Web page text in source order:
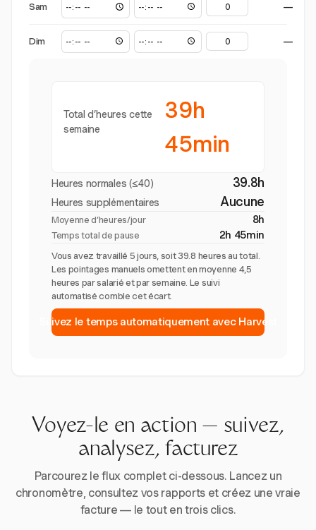
Sam —
Dim —
Total d’heures cette
semaine
39h
45min
Heures normales (≤40) 39.8h
Heures supplémentaires Aucune
Moyenne d’heures/jour 8h
Temps total de pause 2h 45min
Vous avez travaillé 5 jours, soit 39.8 heures au total.
Les pointages manuels omettent en moyenne 4,5
heures par salarié et par semaine. Le suivi
automatisé comble cet écart.
Suivez le temps automatiquement avec Harvest
Voyez-le en action — suivez,
analysez, facturez
Parcourez le flux complet ci-dessous. Lancez un
chronomètre, consultez vos rapports et créez une vraie
facture — le tout en trois clics.